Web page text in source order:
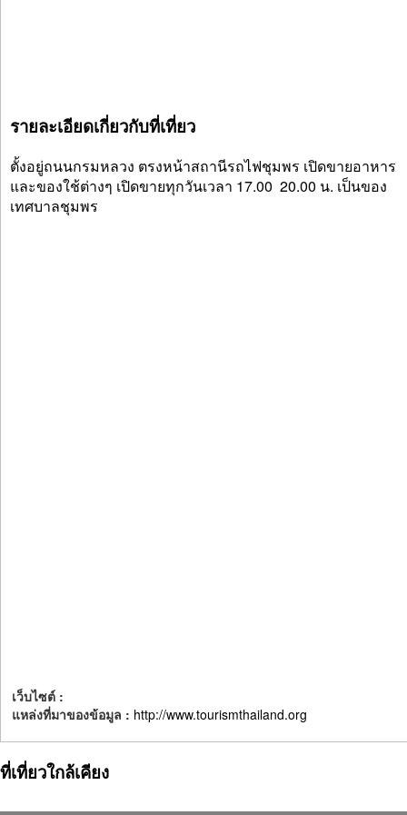
รายละเอียดเกี่ยวกับที่เที่ยว
ตั้งอยู่ถนนกรมหลวง ตรงหน้าสถานีรถไฟชุมพร เปิดขายอาหาร
และของใช้ต่างๆ เปิดขายทุกวันเวลา 17.00  20.00 น. เป็นของ
เทศบาลชุมพร
เว็บไซต์ :
แหล่งที่มาของข้อมูล : http://www.tourismthailand.org
ที่เที่ยวใกล้เคียง